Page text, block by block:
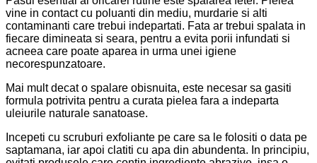
vine in contact cu poluanti din mediu, murdarie si alti
contaminanti care trebui indepartati. Fata ar trebui spalata in
fiecare dimineata si seara, pentru a evita porii infundati si
acneea care poate aparea in urma unei igiene
necorespunzatoare.
Mai mult decat o spalare obisnuita, este necesar sa gasiti
formula potrivita pentru a curata pielea fara a indeparta
uleiurile naturale sanatoase.
Incepeti cu scruburi exfoliante pe care sa le folositi o data pe
saptamana, iar apoi clatiti cu apa din abundenta. In principiu,